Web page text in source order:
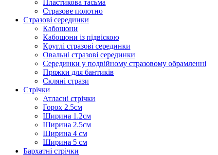
Пластикова тасьма
Стразове полотно
Стразові серединки
Кабошони
Кабошони із підвіскою
Круглі стразові серединки
Овальні стразові серединки
Серединки у подвійному стразовому обрамленні
Пряжки для бантиків
Скляні стрази
Стрічки
Атласні стрічки
Горох 2.5см
Ширина 1.2см
Ширина 2.5см
Ширина 4 см
Ширина 5 см
Бархатні стрічки